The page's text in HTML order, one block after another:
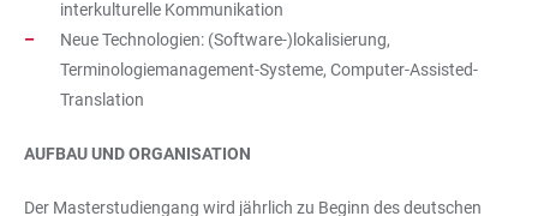
interkulturelle Kommunikation
Neue Technologien: (Software-)lokalisierung,
Terminologiemanagement-Systeme, Computer-Assisted-
Translation
AUFBAU UND ORGANISATION
Der Masterstudiengang wird jährlich zu Beginn des deutschen